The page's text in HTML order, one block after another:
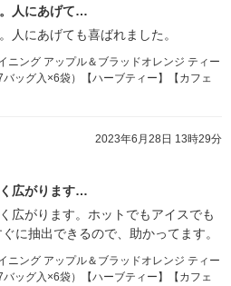
人にあげて…
人にあげても喜ばれました。
ニング アップル＆ブラッドオレンジ ティー
ッグ入×6袋）【ハーブティー】【カフェ
2023年6月28日 13時29分
広がります…
広がります。ホットでもアイスでも
に抽出できるので、助かってます。
ニング アップル＆ブラッドオレンジ ティー
ッグ入×6袋）【ハーブティー】【カフェ